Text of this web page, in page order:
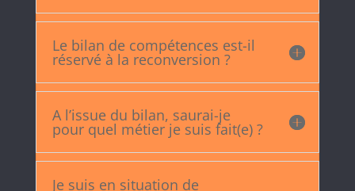
Le bilan de compétences est-il
réservé à la reconversion ?
A l’issue du bilan, saurai-je
pour quel métier je suis fait(e) ?
Je suis en situation de